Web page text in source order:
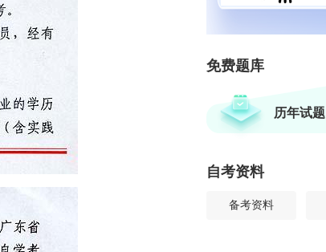
免费题库
历年试题
自考资料
备考资料